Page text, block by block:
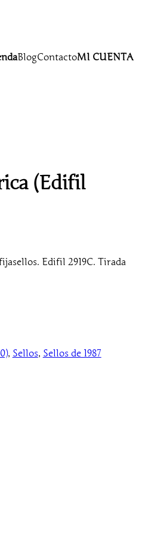
BlogContactoMI CUENTA
(Edifil
Edifil 2919C. Tirada
, Sellos, Sellos de 1987